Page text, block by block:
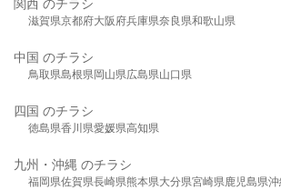
関西 のチラシ
滋賀県京都府大阪府兵庫県奈良県和歌山県
中国 のチラシ
鳥取県島根県岡山県広島県山口県
四国 のチラシ
徳島県香川県愛媛県高知県
九州・沖縄 のチラシ
福岡県佐賀県長崎県熊本県大分県宮崎県鹿児島県